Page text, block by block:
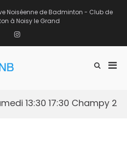
Noiséenne de Badminton - Club de
à Noisy le Grand
Instagram
Afficher
recherche
13:30 17:30 Champy 2